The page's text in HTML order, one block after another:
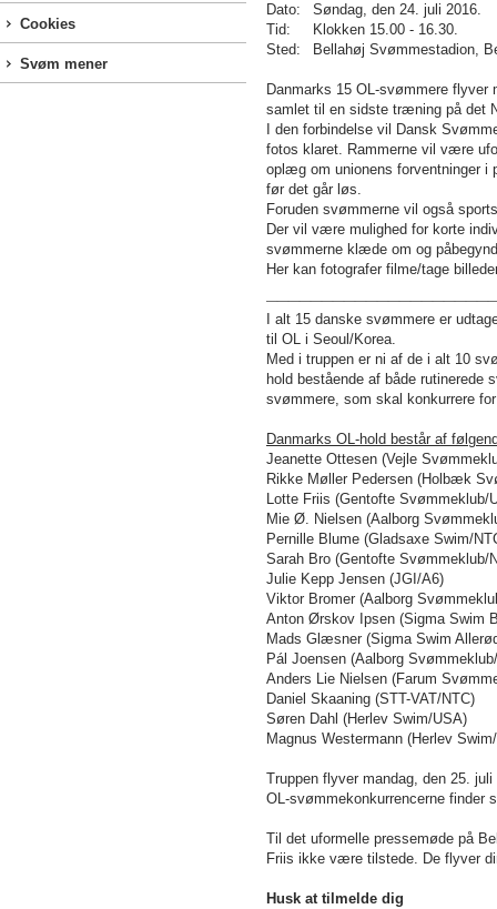
Cookies
Svøm mener
Dato:
Søndag, den 24. juli 2016.
Tid:
Klokken 15.00 - 16.30.
Sted:
Bellahøj Svømmestadion,
Danmarks 15 OL-svømmere flyver
samlet til en sidste træning på det
I den forbindelse vil Dansk
fotos klaret. Rammerne vil være
oplæg om unionens forventninger i
før det går løs.
Foruden svømmerne vil også
Der vil være mulighed for korte
svømmerne klæde om og
Her kan fotografer filme/tage
I alt 15 danske svømmere er
til OL i Seoul/Korea.
Med i truppen er ni af de i alt 10
hold bestående af både rutinerede
svømmere, som skal konkurrere
Danmarks OL-hold består af
Jeanette Ottesen (Vejle
Rikke Møller Pedersen (Holbæk
Lotte Friis (Gentofte Svømmeklub/
Mie Ø. Nielsen (Aalborg
Pernille Blume (Gladsaxe Swim/
Sarah Bro (Gentofte Svømmeklub/
Julie Kepp Jensen (JGI/A6)
Viktor Bromer (Aalborg
Anton Ørskov Ipsen (Sigma Swim
Mads Glæsner (Sigma Swim
Pál Joensen (Aalborg
Anders Lie Nielsen (Farum
Daniel Skaaning (STT-VAT/NTC)
Søren Dahl (Herlev Swim/USA)
Magnus Westermann (Herlev
Truppen flyver mandag, den 25.
OL-svømmekonkurrencerne finder
Til det uformelle pressemøde på
Friis ikke være tilstede. De flyver
Husk at tilmelde dig